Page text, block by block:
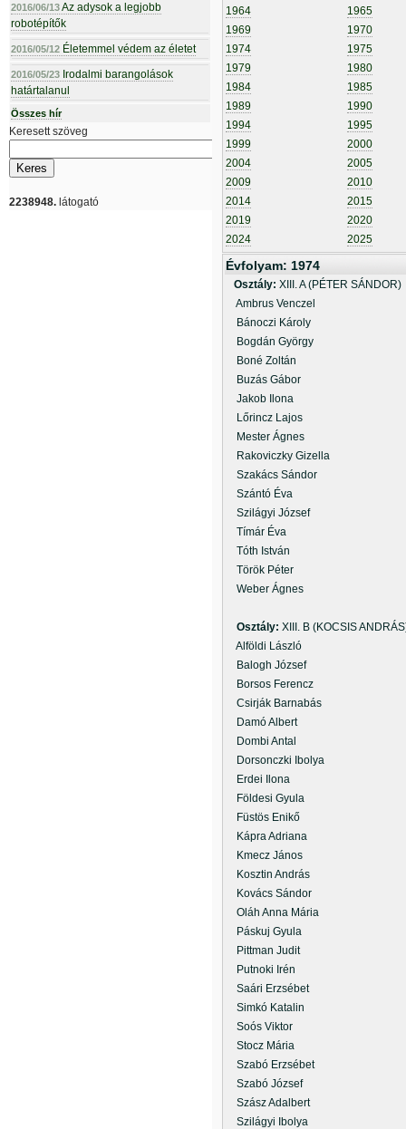
2016/06/13Az adysok a legjobb
robotépítők
2016/05/12 Életemmel védem az életet
2016/05/23 Irodalmi barangolások
határtalanul
Összes hír
Keresett szöveg
2238948. látogató
1964
1965
1969
1970
1974
1975
1979
1980
1984
1985
1989
1990
1994
1995
1999
2000
2004
2005
2009
2010
2014
2015
2019
2020
2024
2025
Évfolyam: 1974
Osztály: XIII. A (PÉTER SÁNDOR)
Ambrus Venczel
Bánoczi Károly
Bogdán György
Boné Zoltán
Buzás Gábor
Jakob Ilona
Lőrincz Lajos
Mester Ágnes
Rakoviczky Gizella
Szakács Sándor
Szántó Éva
Szilágyi József
Tímár Éva
Tóth István
Török Péter
Weber Ágnes
Osztály: XIII. B (KOCSIS
Alföldi László
Balogh József
Borsos Ferencz
Csirják Barnabás
Damó Albert
Dombi Antal
Dorsonczki Ibolya
Erdei Ilona
Földesi Gyula
Füstös Enikő
Kápra Adriana
Kmecz János
Kosztin András
Kovács Sándor
Oláh Anna Mária
Páskuj Gyula
Pittman Judit
Putnoki Irén
Saári Erzsébet
Simkó Katalin
Soós Viktor
Stocz Mária
Szabó Erzsébet
Szabó József
Szász Adalbert
Szilágyi Ibolya